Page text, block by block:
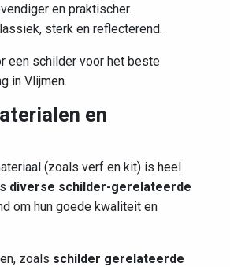
en praktischer.
sterk en reflecterend.
een schilder voor het beste
in Vlijmen.
en
(zoals verf en kit) is heel
diverse schilder-gerelateerde
om hun goede kwaliteit en
zoals schilder gerelateerde